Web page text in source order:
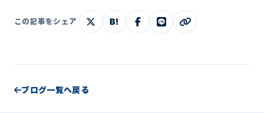
この記事をシェア B!
ブログ一覧へ戻る